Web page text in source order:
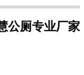
公厕专业厂家